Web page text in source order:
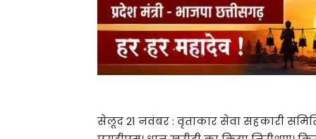
सेलूद 21 नवंबर : वृताकार सेवा सहकारी